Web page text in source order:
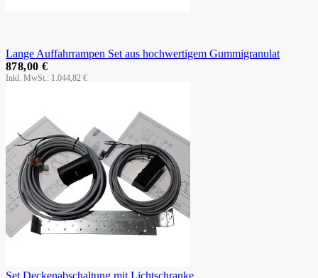
Lange Auffahrrampen Set aus hochwertigem Gummigranulat
1.044,82 €
878,00 €
Set Deckenabschaltung mit Lichtschranke